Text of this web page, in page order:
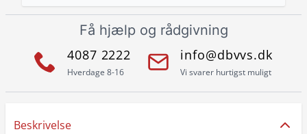
Få hjælp og rådgivning
4087 2222
Hverdage 8-16
info@dbvvs.dk
Vi svarer hurtigst muligt
Beskrivelse